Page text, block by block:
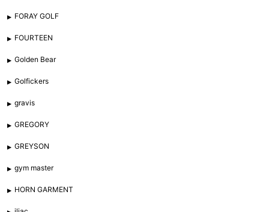
FORAY GOLF
FOURTEEN
Golden Bear
Golfickers
gravis
GREGORY
GREYSON
gym master
HORN GARMENT